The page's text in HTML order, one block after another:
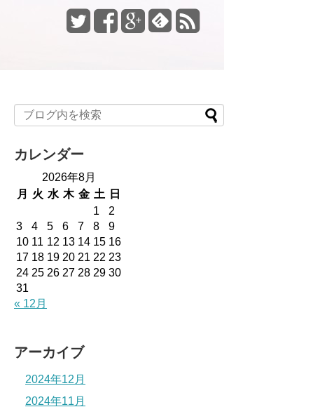
カレンダー
2026年8月
月
火 水 木 金 土
日
1
2
3
4 5 6 7 8
9
10 11 12 13 14 15 16
17 18 19 20 21 22 23
24 25 26 27 28 29 30
31
« 12月
アーカイブ
2024年12月
2024年11月